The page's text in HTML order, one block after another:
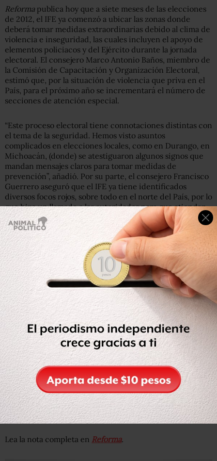
Reforma publica hoy que a siete meses de las elecciones
de 2012, el IFE ya comenzó a ubicar las zonas donde
deberá tomar medidas extraordinarias debido al clima de
violencia e inseguridad, las cuales incluyen el apoyo de
elementos policiacos y del Ejército durante la jornada
electoral. El consejero Marco Antonio Baños, miembro de
la Comisión de Capacitación y Organización Electoral,
estimó que, por la situación de violencia que priva en el
País, para el próximo año se incrementará el número de
secciones de atención especial.
“Este proceso electoral tiene connotaciones distintas con
el tema de la seguridad. Hemos visto asuntos
complicados en elecciones locales, como en Durango, en
Michoacán, (donde) se atestiguaron algunos signos que
mandan mensajes claros para tomar medidas de
prevención”, añadió. Por su parte, el consejero Francisco
Guerrero aseguró que el IFE ya tiene identificados
diversos focos rojos, sobre todo en el norte del País, por lo
que hizo un llamado a las autoridades para que atiendan
el riesgo que representa el crimen organizado para los
comicios. De acuerdo con información del organismo
electoral, los consejeros distritales de Durango,
Chihuahua, Nuevo León, Sinaloa, Sonora y Tamaulipas
solicitarán que se ponga especial atención a sus
entidades para asegurar la correcta integración de las
mesas directivas de casilla.
De hecho, en 2009, el IFE detectó 7 mil 351 secciones de
atención especial en 168 municipios, de las cuales mil
609 se ubicaban en zonas con alta inseguridad, y 333, en
áreas con narcotráfico. En total, hay 64 mil secciones
electorales en los 300 distritos federales.
El IFE contempla la figura de secciones electorales de
atención especial (SAE), cuya definición implica que
elementos de seguridad brinden apoyo durante la
capacitación de los funcionarios de casilla y que el día de
la jornada electoral elementos policiacos y militares
acudan a vigilar las casillas y el conteo de votos.
Lea la nota completa en Reforma.